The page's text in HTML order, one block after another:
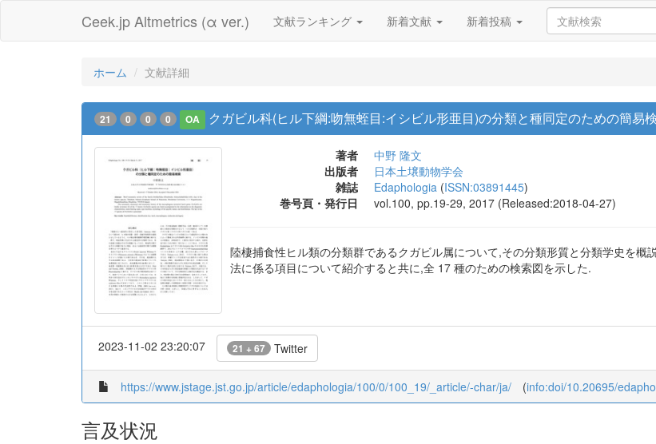
Ceek.jp Altmetrics (α ver.) 文献ランキング 新着文献 新着投稿
ホーム 文献詳細
21 0 0 0 OA クガビル科(ヒル下綱:吻無蛭目:イシビル形亜目)の分類と種同定のための簡易
著者
中野 隆文
出版者
日本土壌動物学会
雑誌
Edaphologia (ISSN:03891445)
巻号頁・発行日
vol.100, pp.19-29, 2017 (Released:2018-04-27)
陸棲捕食性ヒル類の分類群であるクガビル属について,その分類形質と分類学史を
法に係る項目について紹介すると共に,全 17 種のための検索図を示した.
2023-11-02 23:20:07 21 + 67 Twitter
https://www.jstage.jst.go.jp/article/edaphologia/100/0/100_19/_article/-char/ja/ (info:doi/10.20695/
言及状況